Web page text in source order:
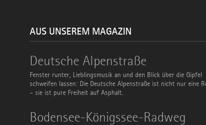
AUS UNSEREM MAGAZIN
Deutsche Alpenstraße
Fenster runter, Lieblingsmusik an und den Blick über die Gipfel
schweifen lassen: Die Deutsche Alpenstraße ist nicht nur eine
– sie ist pure Freiheit auf Asphalt.
Deutsche
Alpenstraße
Bodensee-Königssee-Radweg
Bodensee-
Königssee-